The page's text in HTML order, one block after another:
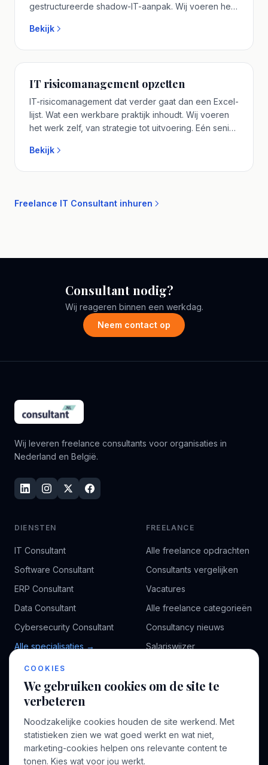
gestructureerde shadow-IT-aanpak. Wij voeren het
consultant aan tafel die u vooraf spreekt. Plan een
Bekijk
IT risicomanagement opzetten
IT-risicomanagement dat verder gaat dan een Excel-
lijst. Wat een werkbare praktijk inhoudt. Wij voeren
het werk zelf, van strategie tot uitvoering. Eén senior
vrijblijvend adviesgesprek.
Bekijk
Freelance IT Consultant inhuren
Consultant nodig?
Wij reageren binnen een werkdag.
Neem contact op
Wij leveren freelance consultants voor organisaties in
Nederland en België.
DIENSTEN
IT Consultant
Software Consultant
ERP Consultant
Data Consultant
Cybersecurity Consultant
Alle specialisaties →
FREELANCE
Alle freelance opdrachten
Consultants vergelijken
Vacatures
Alle freelance categorieën
Consultancy nieuws
Salariswijzer
BEDRIJF
Over ons
Voor opdrachtgevers
Profiel aanmaken
COOKIES
We gebruiken cookies om de site te
verbeteren
Noodzakelijke cookies houden de site werkend. Met
statistieken zien we wat goed werkt en wat niet,
marketing-cookies helpen ons relevante content te
tonen. Kies wat voor jou werkt.